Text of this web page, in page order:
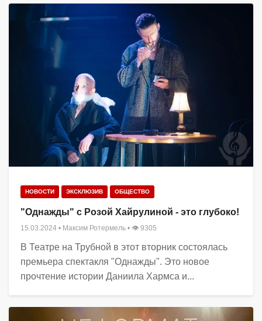
НОВОСТИ ЭКСКЛЮЗИВ ОБЩЕСТВО
"Однажды" с Розой Хайрулиной - это глубоко!
15.03.2024 • Максим Ротермель • 👁 9305
В Театре на Трубной в этот вторник состоялась
премьера спектакля "Однажды". Это новое
прочтение истории Даниила Хармса и...